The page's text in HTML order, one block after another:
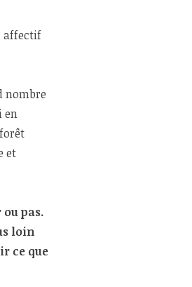
affectif
nombre
en
et
ou pas.
loin
ce que